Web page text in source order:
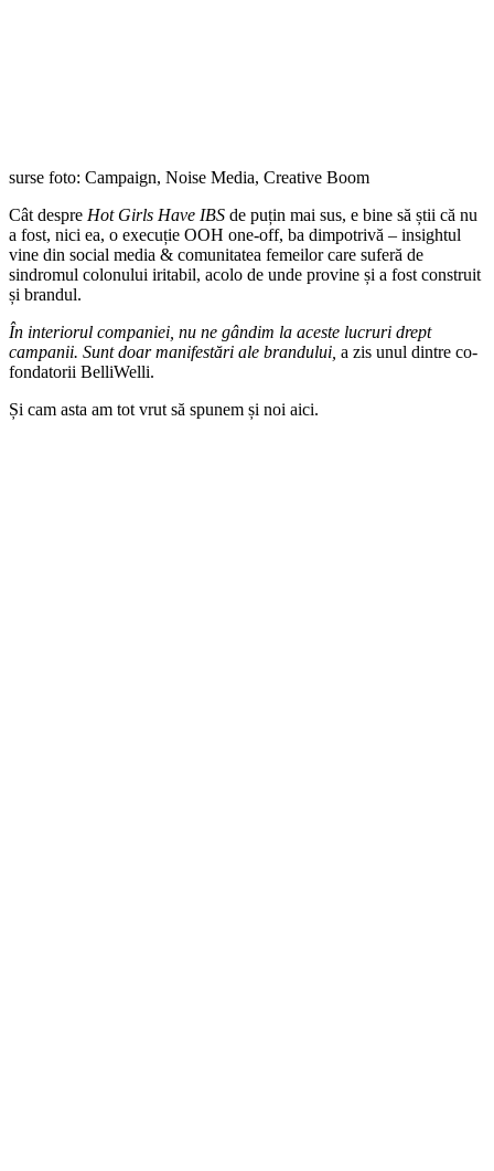
surse foto: Campaign, Noise Media, Creative Boom
Cât despre Hot Girls Have IBS de puțin mai sus, e bine să știi că nu
a fost, nici ea, o execuție OOH one-off, ba dimpotrivă – insightul
vine din social media & comunitatea femeilor care suferă de
sindromul colonului iritabil, acolo de unde provine și a fost construit
și brandul.
În interiorul companiei, nu ne gândim la aceste lucruri drept
campanii. Sunt doar manifestări ale brandului, a zis unul dintre co-
fondatorii BelliWelli.
Și cam asta am tot vrut să spunem și noi aici.